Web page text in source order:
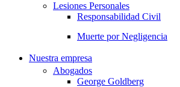
Lesiones Personales
Responsabilidad Civil
Muerte por Negligencia
Nuestra empresa
Abogados
George Goldberg